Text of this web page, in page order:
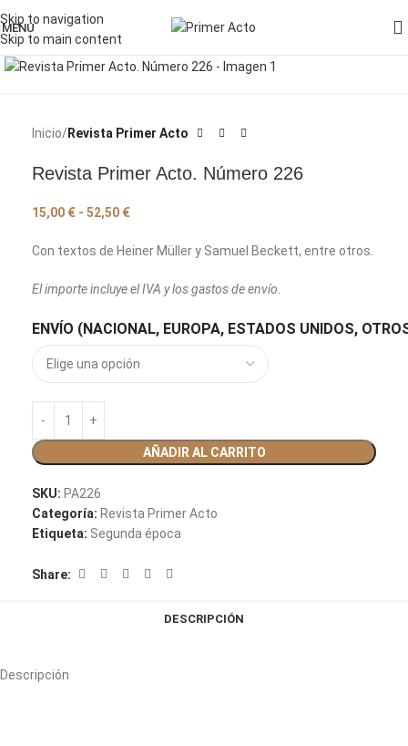
Skip to navigation
Skip to main content
MENU
Pincha para agrandar la imagen
Inicio Revista Primer Acto
Revista Primer Acto. Número 226
15,00 € - 52,50 €
Con textos de Heiner Müller y Samuel Beckett, entre otros.
El importe incluye el IVA y los gastos de envío.
ENVÍO (NACIONAL, EUROPA, ESTADOS UNIDOS,
AÑADIR AL CARRITO
SKU: PA226
Categoría: Revista Primer Acto
Etiqueta: Segunda época
Share:
DESCRIPCIÓN
Descripción